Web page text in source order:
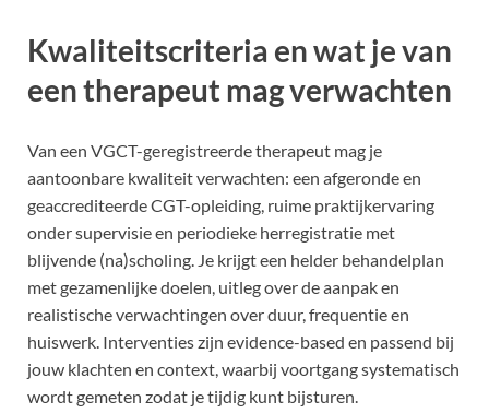
Kwaliteitscriteria en wat je van
een therapeut mag verwachten
Van een VGCT-geregistreerde therapeut mag je
aantoonbare kwaliteit verwachten: een afgeronde en
geaccrediteerde CGT-opleiding, ruime praktijkervaring
onder supervisie en periodieke herregistratie met
blijvende (na)scholing. Je krijgt een helder behandelplan
met gezamenlijke doelen, uitleg over de aanpak en
realistische verwachtingen over duur, frequentie en
huiswerk. Interventies zijn evidence-based en passend bij
jouw klachten en context, waarbij voortgang systematisch
wordt gemeten zodat je tijdig kunt bijsturen.